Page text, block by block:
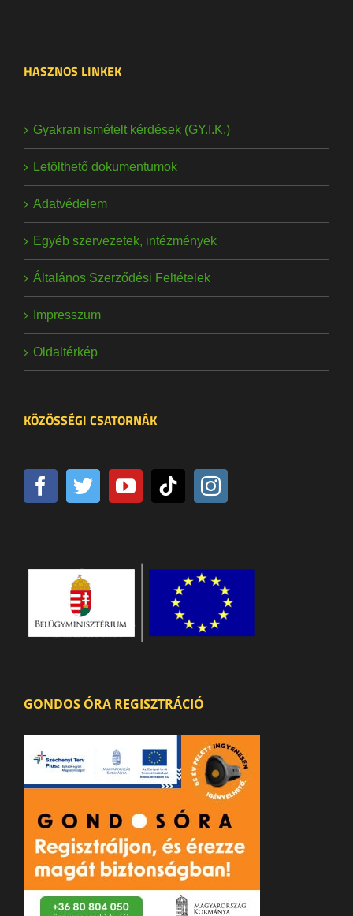
HASZNOS LINKEK
Gyakran ismételt kérdések (GY.I.K.)
Letölthető dokumentumok
Adatvédelem
Egyéb szervezetek, intézmények
Általános Szerződési Feltételek
Impresszum
Oldaltérkép
KÖZÖSSÉGI CSATORNÁK
GONDOS ÓRA REGISZTRÁCIÓ